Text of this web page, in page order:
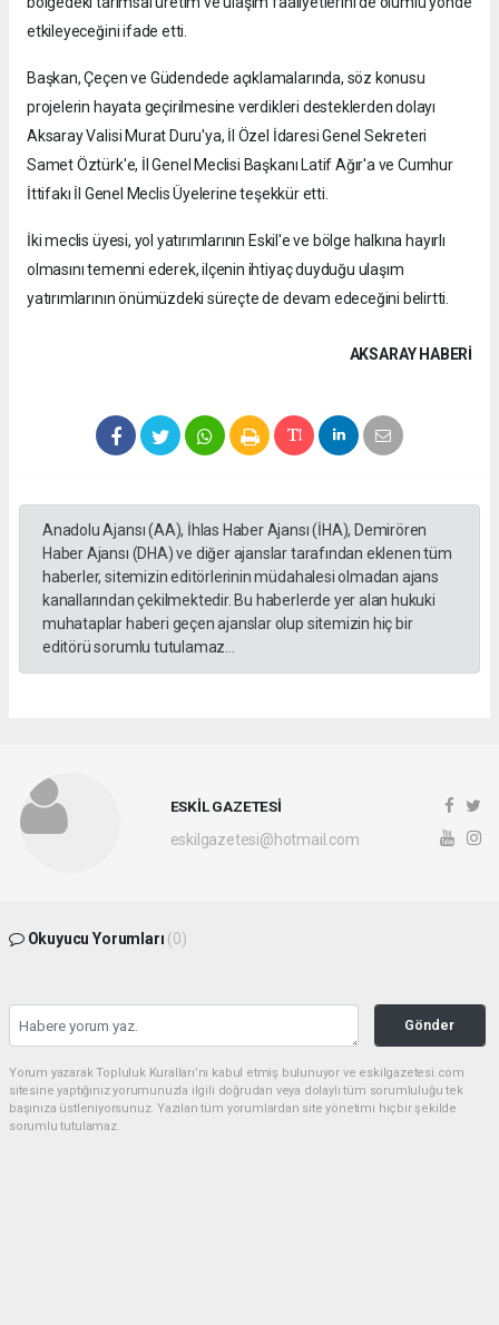
etkileyeceğini ifade etti.
Başkan, Çeçen ve Güdendede açıklamalarında, söz konusu
projelerin hayata geçirilmesine verdikleri desteklerden dolayı
Aksaray Valisi Murat Duru'ya, İl Özel İdaresi Genel Sekreteri
Samet Öztürk'e, İl Genel Meclisi Başkanı Latif Ağır'a ve Cumhur
İttifakı İl Genel Meclis Üyelerine teşekkür etti.
İki meclis üyesi, yol yatırımlarının Eskil'e ve bölge halkına hayırlı
olmasını temenni ederek, ilçenin ihtiyaç duyduğu ulaşım
yatırımlarının önümüzdeki süreçte de devam edeceğini belirtti.
AKSARAY HABERİ
Anadolu Ajansı (AA), İhlas Haber Ajansı (İHA), Demirören
Haber Ajansı (DHA) ve diğer ajanslar tarafından eklenen tüm
haberler, sitemizin editörlerinin müdahalesi olmadan ajans
kanallarından çekilmektedir. Bu haberlerde yer alan hukuki
muhataplar haberi geçen ajanslar olup sitemizin hiç bir
editörü sorumlu tutulamaz...
ESKİL GAZETESİ
eskilgazetesi@hotmail.com
Okuyucu Yorumları (0)
Gönder
Yorum yazarak Topluluk Kuralları’nı kabul etmiş bulunuyor ve eskilgazetesi.com
sitesine yaptığınız yorumunuzla ilgili doğrudan veya dolaylı tüm sorumluluğu tek
başınıza üstleniyorsunuz. Yazılan tüm yorumlardan site yönetimi hiçbir şekilde
sorumlu tutulamaz.